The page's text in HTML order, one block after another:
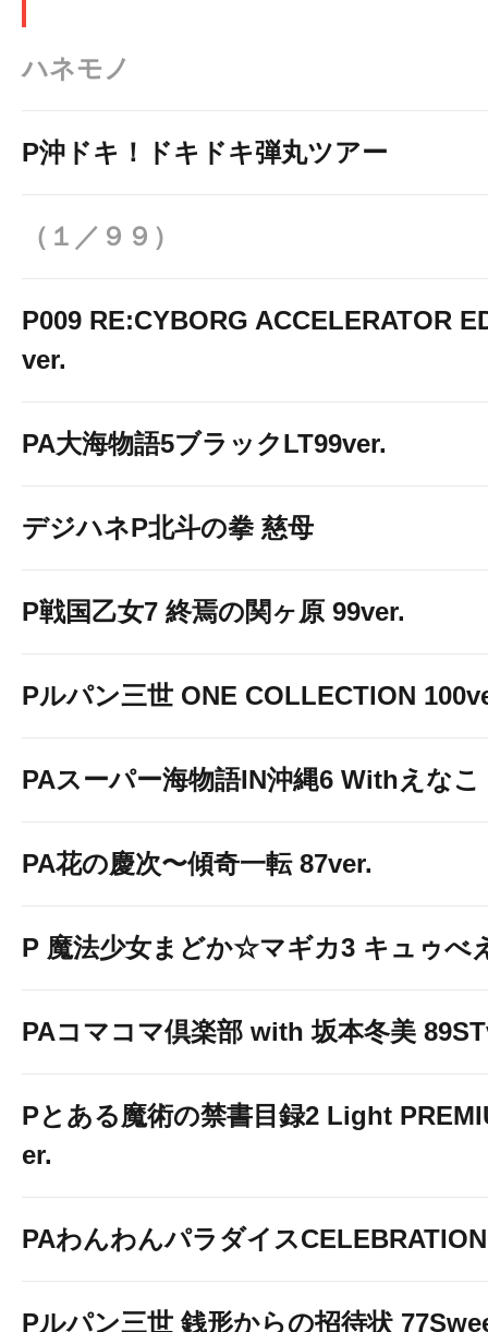
ハネモノ
P沖ドキ！ドキドキ弾丸ツアー
（１／９９）
P009 RE:CYBORG ACCELERATOR
ver.
PA大海物語5ブラックLT99ver.
デジハネP北斗の拳 慈母
P戦国乙女7 終焉の関ヶ原 99ver.
Pルパン三世 ONE COLLECTION
PAスーパー海物語IN沖縄6 Withえなこ
PA花の慶次〜傾奇一転 87ver.
P 魔法少女まどか☆マギカ3 キュゥべ
PAコマコマ倶楽部 with 坂本冬美
Pとある魔術の禁書目録2 Light
er.
PAわんわんパラダイスCELEBRATION
Pルパン三世 銭形からの招待状